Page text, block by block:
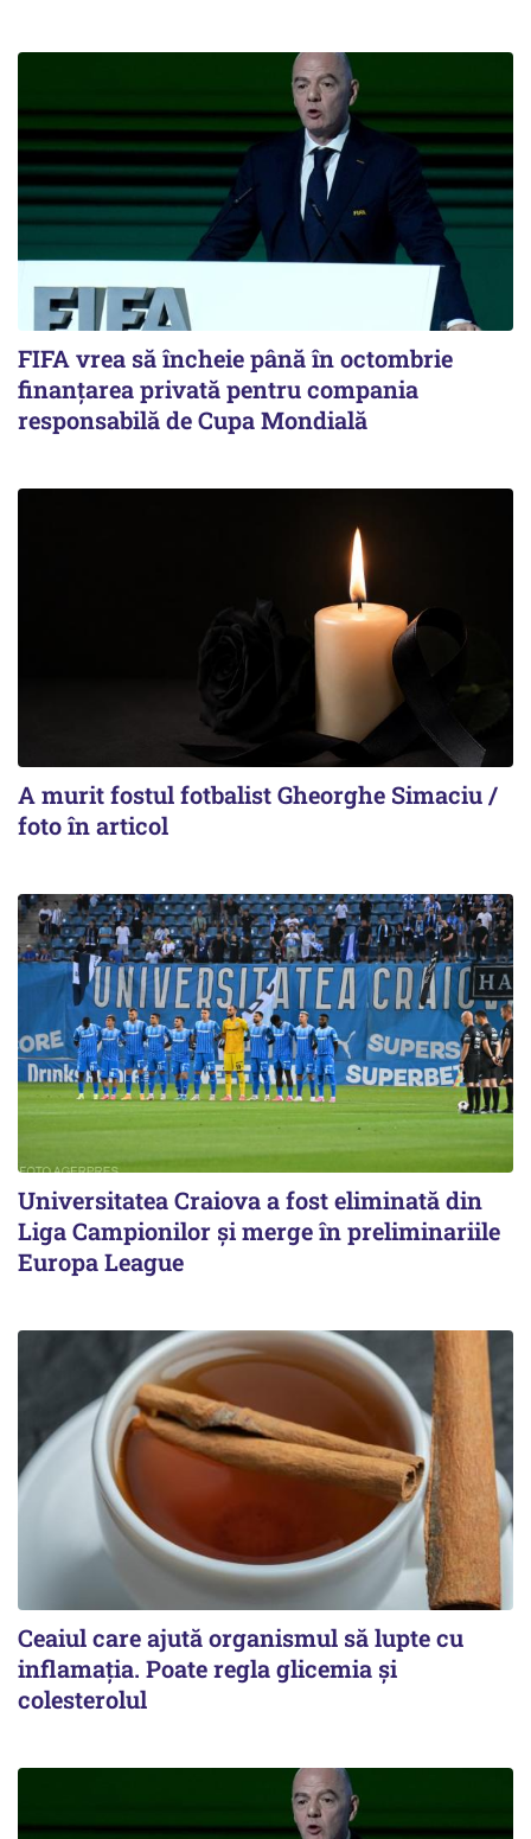
FIFA vrea să încheie până în octombrie
finanțarea privată pentru compania
responsabilă de Cupa Mondială
A murit fostul fotbalist Gheorghe Simaciu /
foto în articol
Universitatea Craiova a fost eliminată din
Liga Campionilor şi merge în preliminariile
Europa League
Ceaiul care ajută organismul să lupte cu
inflamația. Poate regla glicemia și
colesterolul